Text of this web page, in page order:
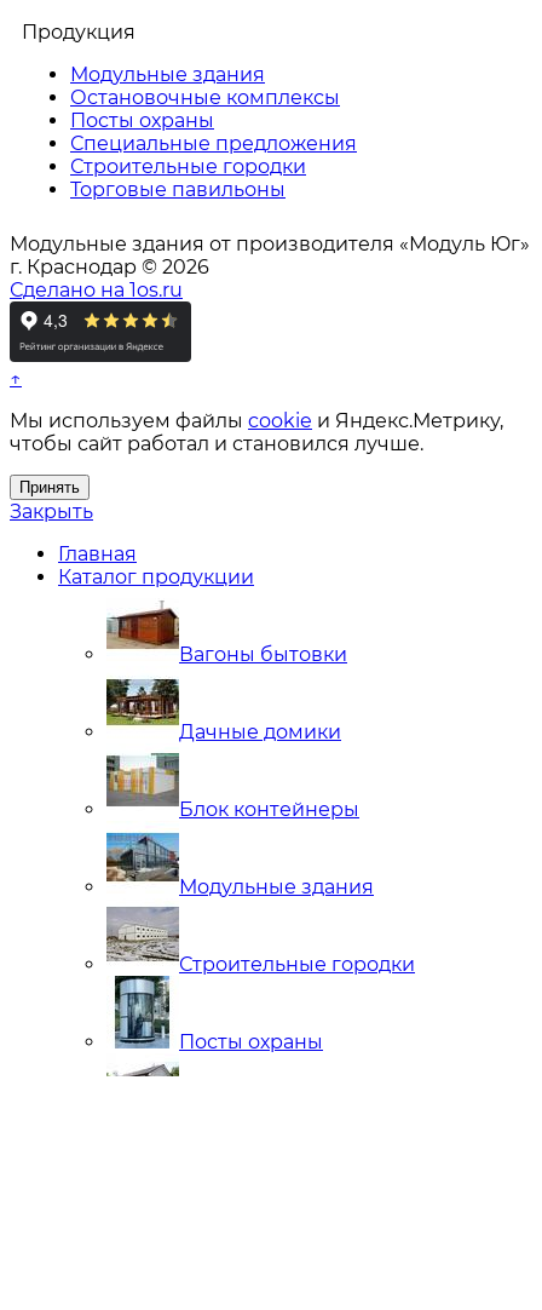
Продукция
Модульные здания
Остановочные комплексы
Посты охраны
Специальные предложения
Строительные городки
Торговые павильоны
Модульные здания от производителя «Модуль Юг»
г. Краснодар © 2026
Сделано на 1os.ru
↑
Мы используем файлы cookie и Яндекс.Метрику,
чтобы сайт работал и становился лучше.
Принять
Закрыть
Главная
Каталог продукции
Вагоны бытовки
Дачные домики
Блок контейнеры
Модульные здания
Строительные городки
Посты охраны